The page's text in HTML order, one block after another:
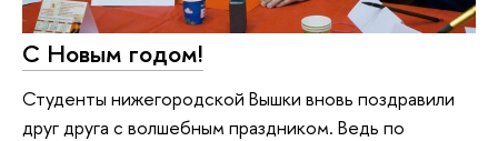
С Новым годом!
Студенты нижегородской Вышки вновь поздравили
друг друга с волшебным праздником. Ведь по